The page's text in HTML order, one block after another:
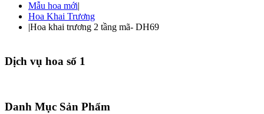
Mẫu hoa mới|
Hoa Khai Trương
|Hoa khai trương 2 tầng mã- DH69
Dịch vụ hoa số 1
Danh Mục Sản Phẩm